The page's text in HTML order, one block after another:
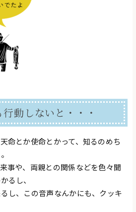
動しないと・・・
命とか使命とかって、知るのめち
事や、両親との関係などを色々聞
るし、
し、この音声なんかにも、クッキ